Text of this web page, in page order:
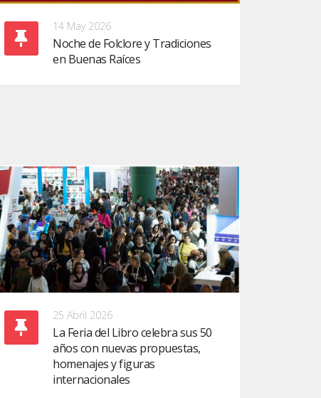
14 May 2026
Noche de Folclore y Tradiciones
en Buenas Raíces
25 Abril 2026
La Feria del Libro celebra sus 50
años con nuevas propuestas,
homenajes y figuras
internacionales